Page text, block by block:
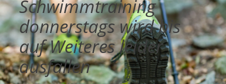
Schwimmtraining
donnerstags wird bis
auf Weiteres leider
ausfallen